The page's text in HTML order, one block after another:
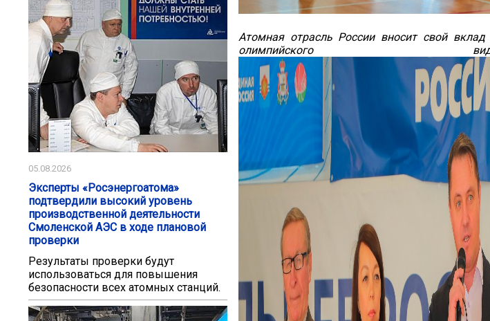
05.08.2026
Эксперты «Росэнергоатома»
подтвердили высокий уровень
производственной деятельности
Смоленской АЭС в ходе плановой
проверки
Результаты проверки будут
использоваться для повышения
безопасности всех атомных станций.
Атомная отрасль России вносит свой
олимпийского